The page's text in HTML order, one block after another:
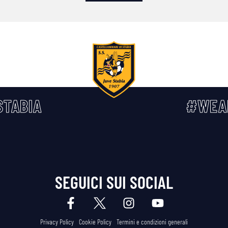
SEGUICI SUI SOCIAL
Privacy Policy Cookie Policy Termini e condizioni generali